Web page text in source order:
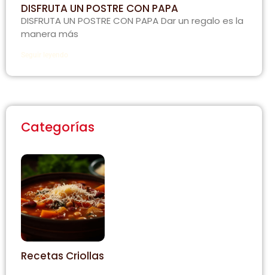
DISFRUTA UN POSTRE CON PAPA
DISFRUTA UN POSTRE CON PAPA Dar un regalo es la
manera más
Categorías
Recetas Criollas